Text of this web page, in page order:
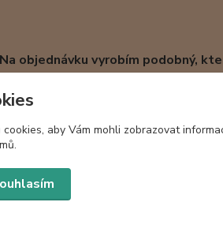
objednávku vyrobím podobný,
z vlnité lepenky s průhledem,
aby Vám mohli zobrazovat